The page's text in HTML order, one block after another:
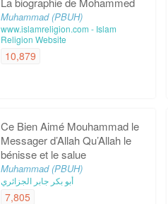
Muhammad (PBUH)
www.islamreligion.com - Islam
Religion Website
10,879
Ce Bien Aimé Mouhammad le
Messager d’Allah Qu’Allah le
bénisse et le salue
Muhammad (PBUH)
أبو بكر جابر الجزائري
7,805